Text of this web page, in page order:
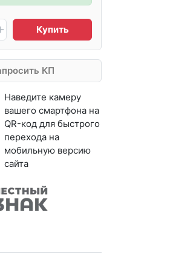
Купить
КП
Наведите камеру
вашего смартфона на
QR-код для быстрого
перехода на
мобильную версию
сайта